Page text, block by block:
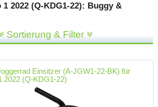
2022 (Q-KDG1-22): Buggy &
Sortierung & Filter
Einsitzer (A-JGW1-22-BK) für
2022 (Q-KDG1-22)